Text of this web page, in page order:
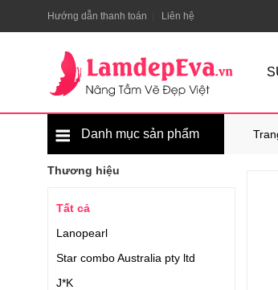
Hướng dẫn thanh toán Liên hệ
Danh mục sản phẩm
Thương hiệu
Tất cả
Lanopearl
Star combo Australia pty ltd
J*K